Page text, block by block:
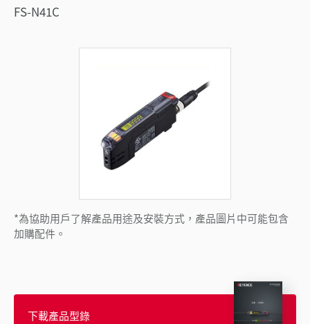
FS-N41C
*為協助用戶了解產品用途及安裝方式，產品圖片中可能包含
加購配件。
下載產品型錄